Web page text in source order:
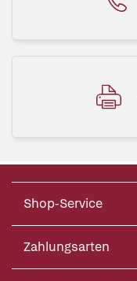
Shop-Service
Zahlungsarten